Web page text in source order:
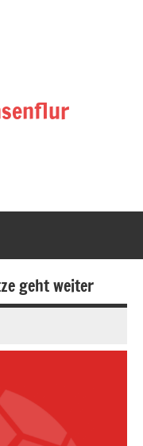
geht weiter